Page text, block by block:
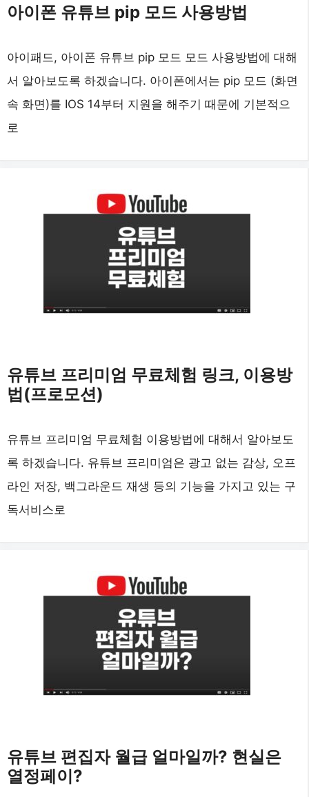
아이폰 유튜브 pip 모드 사용방법
아이패드, 아이폰 유튜브 pip 모드 모드 사용방법에 대해
서 알아보도록 하겠습니다. 아이폰에서는 pip 모드 (화면
속 화면)를 IOS 14부터 지원을 해주기 때문에 기본적으
로
유튜브 프리미엄 무료체험 링크, 이용방
법(프로모션)
유튜브 프리미엄 무료체험 이용방법에 대해서 알아보도
록 하겠습니다. 유튜브 프리미엄은 광고 없는 감상, 오프
라인 저장, 백그라운드 재생 등의 기능을 가지고 있는 구
독서비스로
유튜브 편집자 월급 얼마일까? 현실은
열정페이?